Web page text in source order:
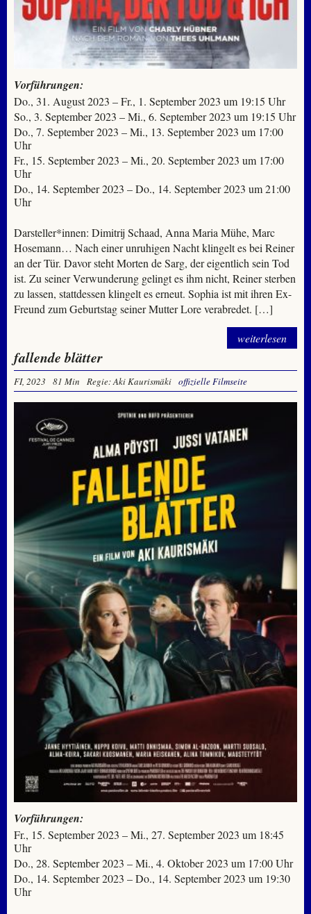
Vorführungen:
Do., 31. August 2023 – Fr., 1. September 2023 um 19:15 Uhr
So., 3. September 2023 – Mi., 6. September 2023 um 19:15 Uhr
Do., 7. September 2023 – Mi., 13. September 2023 um 17:00
Uhr
Fr., 15. September 2023 – Mi., 20. September 2023 um 17:00
Uhr
Do., 14. September 2023 – Do., 14. September 2023 um 21:00
Uhr
Darsteller*innen: Dimitrij Schaad, Anna Maria Mühe, Marc
Hosemann… Nach einer unruhigen Nacht klingelt es bei Reiner
an der Tür. Davor steht Morten de Sarg, der eigentlich sein Tod
ist. Zu seiner Verwunderung gelingt es ihm nicht, Reiner sterben
zu lassen, stattdessen klingelt es erneut. Sophia ist mit ihren Ex-
Freund zum Geburtstag seiner Mutter Lore verabredet. […]
weiterlesen
fallende blätter
FI, 2023 81 Min Regie: Aki Kaurismäki offizielle Filmseite
Vorführungen:
Fr., 15. September 2023 – Mi., 27. September 2023 um 18:45
Uhr
Do., 28. September 2023 – Mi., 4. Oktober 2023 um 17:00 Uhr
Do., 14. September 2023 – Do., 14. September 2023 um 19:30
Uhr